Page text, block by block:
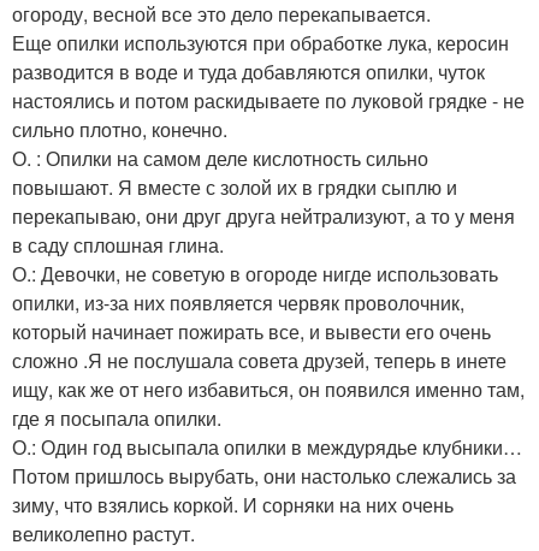
огороду, весной все это дело перекапывается.
Еще опилки используются при обработке лука, керосин
разводится в воде и туда добавляются опилки, чуток
настоялись и потом раскидываете по луковой грядке - не
сильно плотно, конечно.
О. : Опилки на самом деле кислотность сильно
повышают. Я вместе с золой их в грядки сыплю и
перекапываю, они друг друга нейтрализуют, а то у меня
в саду сплошная глина.
О.: Девочки, не советую в огороде нигде использовать
опилки, из-за них появляется червяк проволочник,
который начинает пожирать все, и вывести его очень
сложно .Я не послушала совета друзей, теперь в инете
ищу, как же от него избавиться, он появился именно там,
где я посыпала опилки.
О.: Один год высыпала опилки в междурядье клубники…
Потом пришлось вырубать, они настолько слежались за
зиму, что взялись коркой. И сорняки на них очень
великолепно растут.